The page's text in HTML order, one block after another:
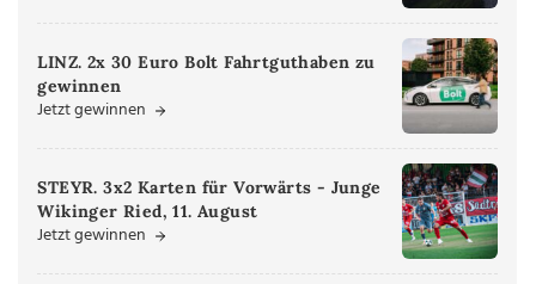
LINZ. 2x 30 Euro Bolt Fahrtguthaben zu
gewinnen
Jetzt gewinnen
STEYR. 3x2 Karten für Vorwärts - Junge
Wikinger Ried, 11. August
Jetzt gewinnen